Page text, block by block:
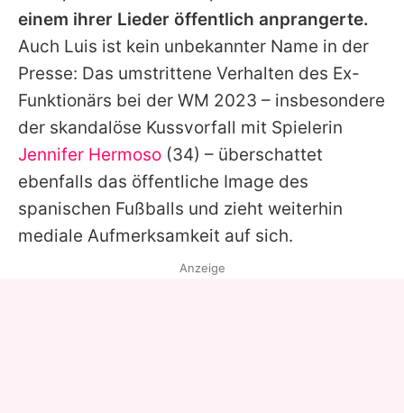
einem ihrer Lieder öffentlich anprangerte.
Auch Luis ist kein unbekannter Name in der
Presse: Das umstrittene Verhalten des Ex-
Funktionärs bei der WM 2023 – insbesondere
der skandalöse Kussvorfall mit Spielerin
Jennifer Hermoso (34) – überschattet
ebenfalls das öffentliche Image des
spanischen Fußballs und zieht weiterhin
mediale Aufmerksamkeit auf sich.
Anzeige